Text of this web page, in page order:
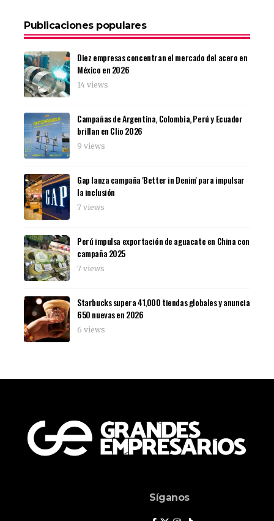
Publicaciones populares
Diez empresas concentran el mercado del acero en
México en 2026
14 views
Campañas de Argentina, Colombia, Perú y Ecuador
brillan en Clio 2026
9 views
Gap lanza campaña 'Better in Denim' para impulsar
la inclusión
7 views
Perú impulsa exportación de aguacate en China con
campaña 2025
7 views
Starbucks supera 41,000 tiendas globales y anuncia
650 nuevas en 2026
6 views
Síganos